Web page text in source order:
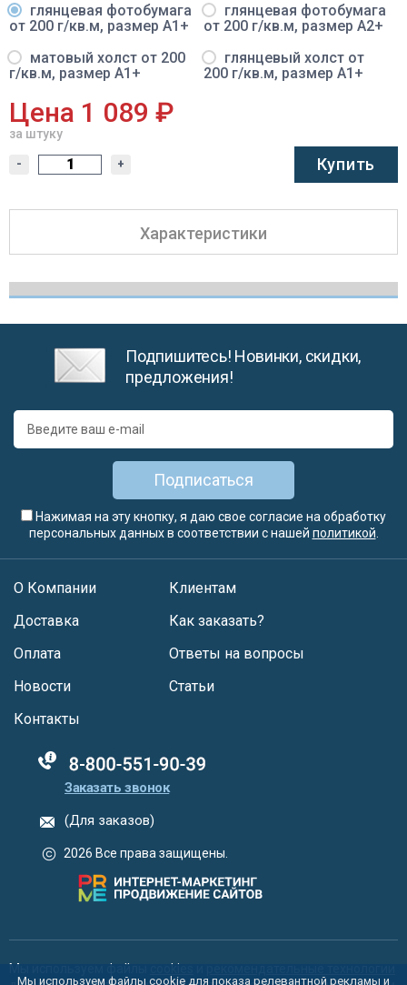
глянцевая фотобумага
от 200 г/кв.м, размер A1+
глянцевая фотобумага
от 200 г/кв.м, размер A2+
матовый холст от 200
г/кв.м, размер A1+
глянцевый холст от
200 г/кв.м, размер A1+
Цена 1 089 ₽
за штуку
- + Купить
Характеристики
Подпишитесь! Новинки, скидки,
предложения!
Подписаться
Нажимая на эту кнопку, я даю свое согласие на обработку
персональных данных в соответствии с нашей политикой
О Компании
Доставка
Оплата
Новости
Клиентам
Как заказать?
Ответы на вопросы
Статьи
Контакты
88005555550
Заказать звонок
(Для заказов)
2026 Все права защищены.
Мы используем файлы cookies
Мы используем файлы cookie для показа релевантной рекламы и